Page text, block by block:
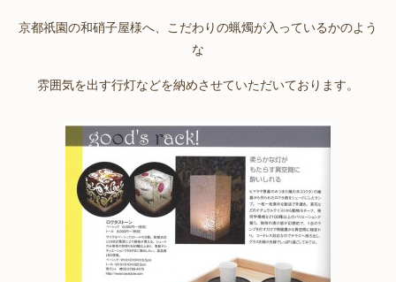
京都祇園の和硝子屋様へ、こだわりの蝋燭が入っているかのよう
な
雰囲気を出す行灯などを納めさせていただいております。